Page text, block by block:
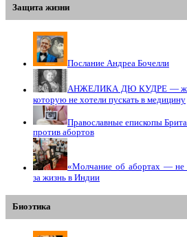
Защита жизни
Послание Андреа Бочелли
АНЖЕЛИКА ДЮ КУДРЕ —
которую не хотели пускать в медицину
Православные епископы
против абортов
«Молчание об абортах — не
за жизнь в Индии
Биоэтика